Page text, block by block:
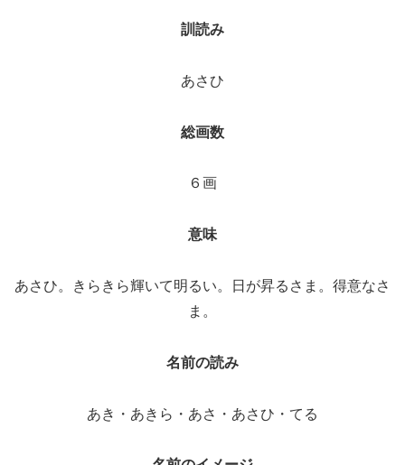
訓読み
あさひ
総画数
６画
意味
あさひ。きらきら輝いて明るい。日が昇るさま。得意なさ
ま。
名前の読み
あき・あきら・あさ・あさひ・てる